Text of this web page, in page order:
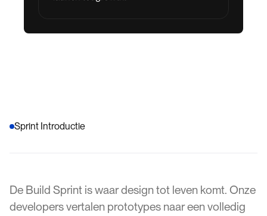
Sprint Introductie
De Build Sprint is waar design tot leven komt. Onze
developers vertalen prototypes naar een volledig